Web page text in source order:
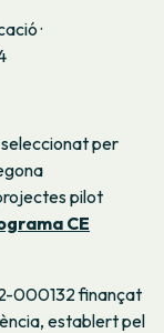
·
per
pilot
CE
000132 finançat
establert pel